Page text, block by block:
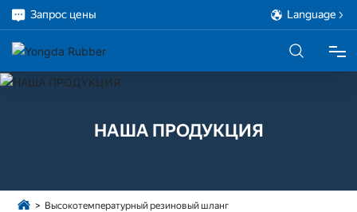
Запрос цены Language
О НАС
НАША ПРОДУКЦИЯ
Высокотемпературный резиновый шланг